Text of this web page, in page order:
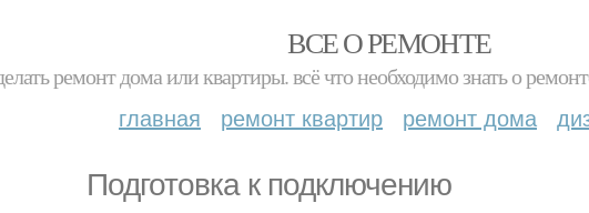
ВСЕ О РЕМОНТЕ
ремонт дома или квартиры. всё что необходимо знать о
главная ремонт квартир ремонт дома
Подготовка к подключению